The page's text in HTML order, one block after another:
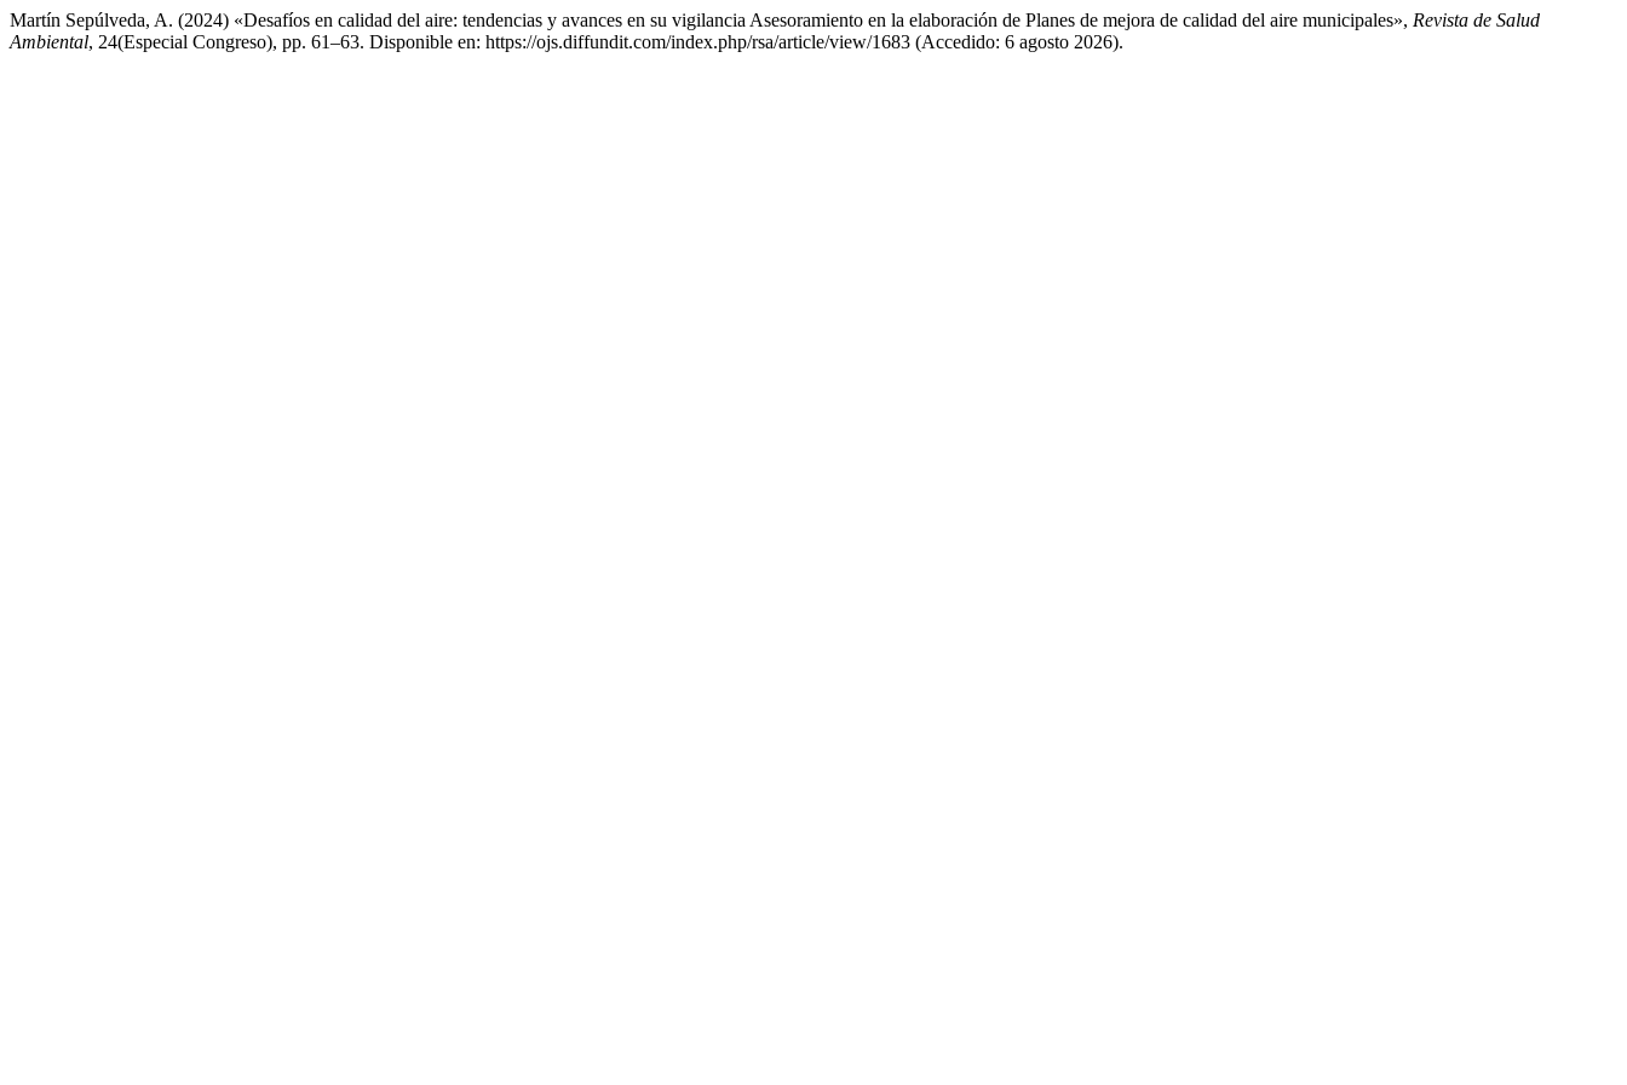
Martín Sepúlveda, A. (2024) «Desafíos en calidad del aire: tendencias y avances en su vigilancia Asesoramiento en la elaboración de Planes de mejora de calidad del aire municipales», Revista de Salud
Ambiental, 24(Especial Congreso), pp. 61–63. Disponible en: https://ojs.diffundit.com/index.php/rsa/article/view/1683 (Accedido: 6 agosto 2026).